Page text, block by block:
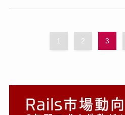
1 2 3